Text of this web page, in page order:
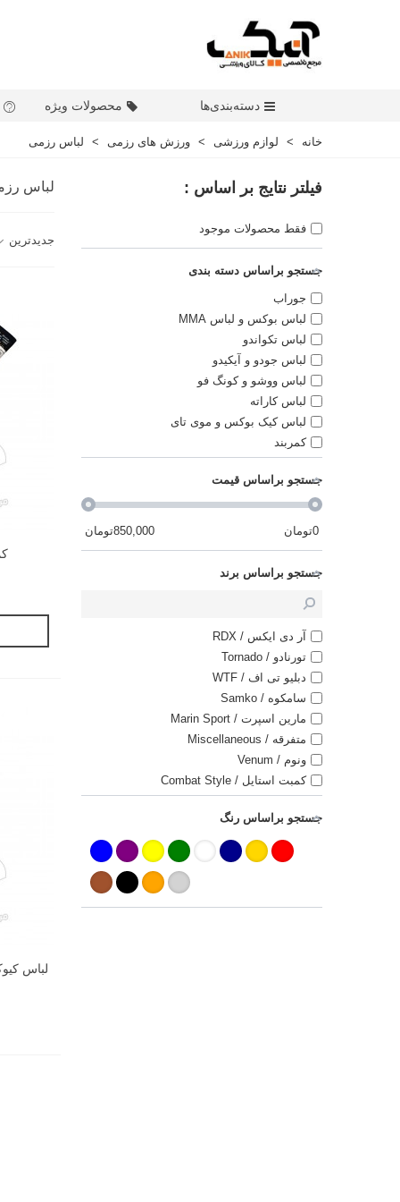
دسته‌بندی‌ها محصولات ویژه
خانه > لوازم ورزشی > ورزش های رزمی > لباس رزمی
فیلتر نتایج بر اساس :
فقط محصولات موجود
جستجو براساس دسته بندی
جوراب
لباس بوکس و لباس MMA
لباس تکواندو
لباس جودو و آیکیدو
لباس ووشو و کونگ فو
لباس کاراته
لباس کیک بوکس و موی تای
کمربند
جستجو براساس قیمت
0تومان 850,000تومان
جستجو براساس برند
آر دی ایکس / RDX
تورنادو / Tornado
دبلیو تی اف / WTF
سامکوه / Samko
مارین اسپرت / Marin Sport
متفرقه / Miscellaneous
ونوم / Venum
کمبت استایل / Combat Style
جستجو براساس رنگ
لباس
جدیدترین